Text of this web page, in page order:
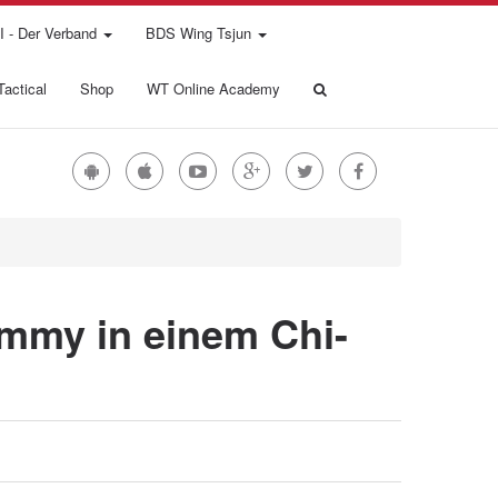
- Der Verband BDS Wing Tsjun
Shop WT Online Academy
in einem Chi-